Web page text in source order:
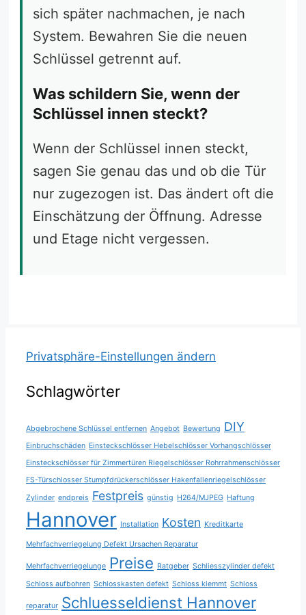
sich später nachmachen, je nach
System. Bewahren Sie die neuen
Schlüssel getrennt auf.
Was schildern Sie, wenn der
Schlüssel innen steckt?
Wenn der Schlüssel innen steckt,
sagen Sie genau das und ob die Tür
nur zugezogen ist. Das ändert oft die
Einschätzung der Öffnung. Adresse
und Etage nicht vergessen.
Privatsphäre-Einstellungen ändern
Schlagwörter
Abgebrochene Schlüssel entfernen Angebot Bewertung DIY
Einbruchschäden Einsteckschlösser Hebelschlösser Vorhangschlösser
Einsteckschlösser für Zimmertüren Riegelschlösser Rohrrahmenschlösser
FS-Türschlosser Stumpfdrückerschlösser Hakenfallenriegelschlösser
Zylinder endpreis Festpreis günstig H264/MJPEG Haftung
Hannover Installation Kosten Kreditkarte
Mehrfachverriegelung Defekt Ursachen Reparatur
Mehrfachverriegelunge Preise Ratgeber Schliesszylinder defekt
Schloss aufbohren Schlosskasten defekt Schloss klemmt Schloss
reparatur Schluesseldienst Hannover